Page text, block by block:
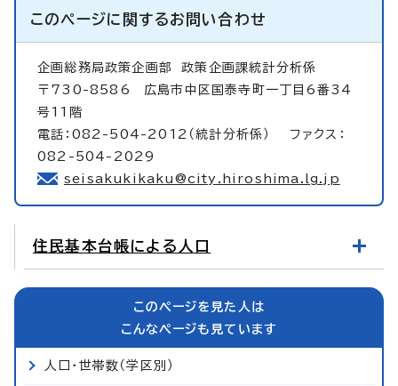
このページに関するお問い合わせ
企画総務局政策企画部政策企画課統計分析係
〒730-8586 広島市中区国泰寺町一丁目6番34
号11階
電話：082-504-2012（統計分析係） ファクス：
082-504-2029
seisakukikaku@city.hiroshima.lg.jp
住民基本台帳による人口
このページを見た人は
こんなページも見ています
人口・世帯数（学区別）